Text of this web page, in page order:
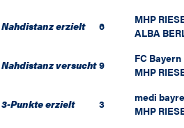
Nahdistanz erzielt 6 MHP
ALBA
Nahdistanz versucht 9 FC
MHP
3-Punkte erzielt 3 medi
MHP